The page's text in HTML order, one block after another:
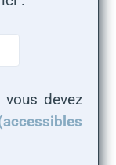
vous devez